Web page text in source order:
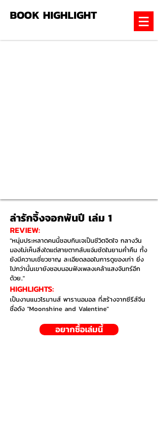
BOOK HIGHLIGHT
ล่ารักจิ้งจอกพันปี เล่ม 1
REVIEW:
"หนุ่มประหลาดคนนี้ชอบกินเจเป็นชีวิตจิตใจ กลางวัน
มองไม่เห็นสิ่งใดแต่สายตากลับแจ่มชัดในยามค่ำคืน ทั้ง
ยังมีความเชี่ยวชาญ ละเอียดลออในการดูของเก่า ยิ่ง
ไปกว่านั้นเขายังชอบนอนฟังเพลงเคล้าแสงจันทร์อีก
ด้วย.."
HIGHLIGHTS:​
เป็นงานแนวโรมานส์ พารานอมอล ที่สร้างจากซีรีส์จีน
ชื่อดัง "Moonshine and Valentine"
อยากซื้อเล่มนี้